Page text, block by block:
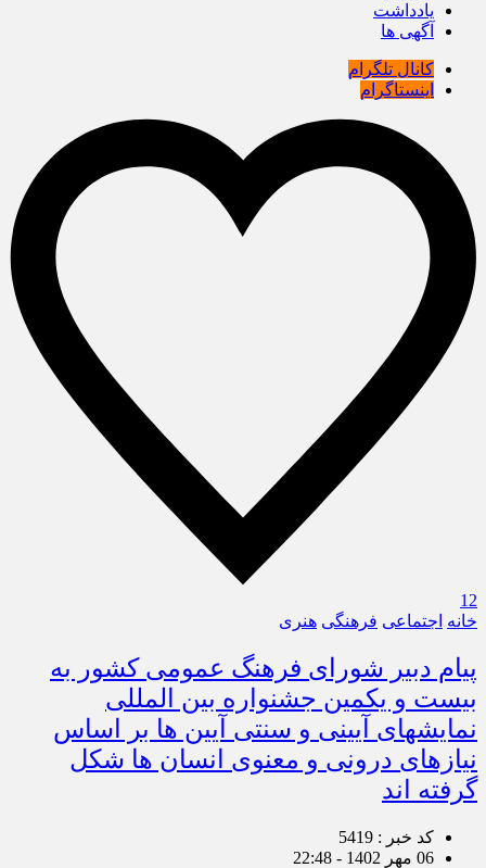
یادداشت
آگهی ها
کانال تلگرام
اینستاگرام
12
خانه اجتماعی فرهنگی هنری
پیام دبیر شورای فرهنگ عمومی کشور به
بیست و یکمین جشنواره بین المللی
نمایشهای آیینی و سنتی آیین ها بر اساس
نیازهای درونی و معنوی انسان ها شکل
گرفته اند
کد خبر : 5419
06 مهر 1402 - 22:48